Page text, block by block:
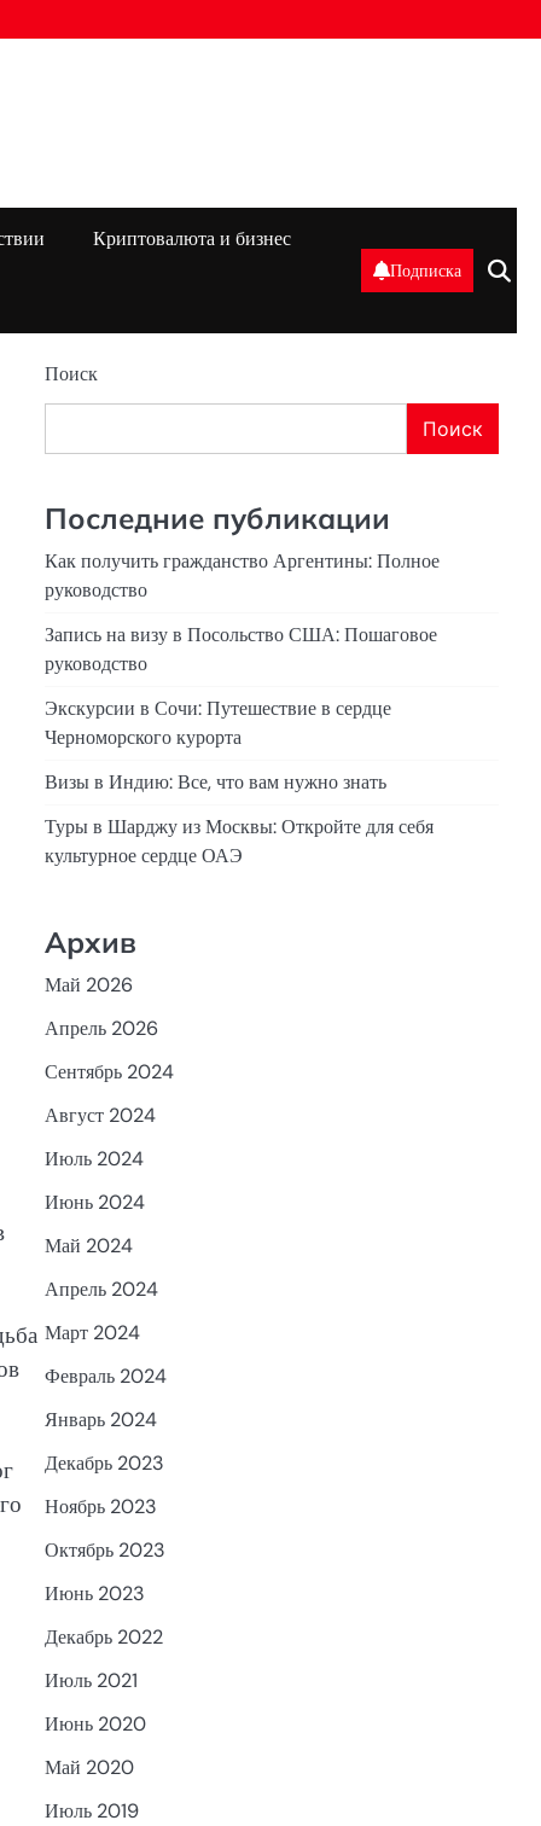
Криптовалюта и бизнес
Подписка
Поиск
Поиск
Последние публикации
Как получить гражданство Аргентины: Полное
руководство
Запись на визу в Посольство США: Пошаговое
руководство
Экскурсии в Сочи: Путешествие в сердце
Черноморского курорта
Визы в Индию: Все, что вам нужно знать
Туры в Шарджу из Москвы: Откройте для себя
культурное сердце ОАЭ
Архив
Май 2026
Апрель 2026
Сентябрь 2024
Август 2024
Июль 2024
Июнь 2024
Май 2024
Апрель 2024
Март 2024
Февраль 2024
Январь 2024
Декабрь 2023
Ноябрь 2023
Октябрь 2023
Июнь 2023
Декабрь 2022
Июль 2021
Июнь 2020
Май 2020
Июль 2019